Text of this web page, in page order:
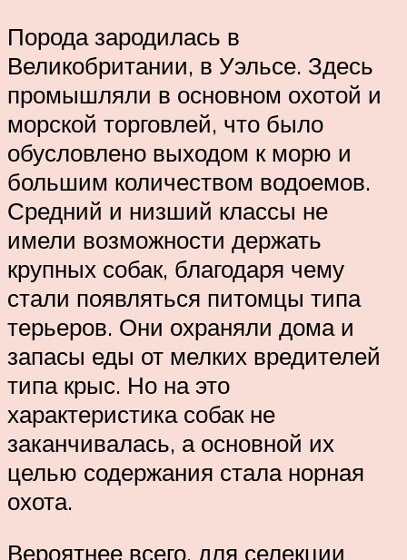
Порода зародилась в
Великобритании, в Уэльсе. Здесь
промышляли в основном охотой и
морской торговлей, что было
обусловлено выходом к морю и
большим количеством водоемов.
Средний и низший классы не
имели возможности держать
крупных собак, благодаря чему
стали появляться питомцы типа
терьеров. Они охраняли дома и
запасы еды от мелких вредителей
типа крыс. Но на это
характеристика собак не
заканчивалась, а основной их
целью содержания стала норная
охота.
Вероятнее всего, для селекции